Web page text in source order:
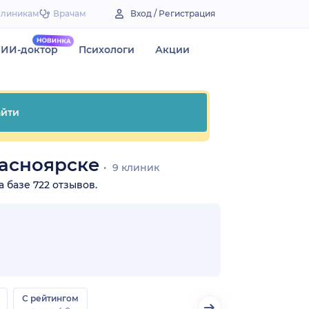
Врачам Вход / Регистрация
ИИ-доктор Психологи Акции
9 клиник
базе 722 отзывов.
С рейтингом